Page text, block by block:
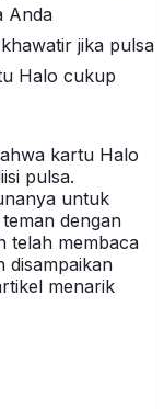
Anda
jika pulsa
Halo cukup
kartu Halo
pulsa.
untuk
dengan
telah membaca
disampaikan
menarik